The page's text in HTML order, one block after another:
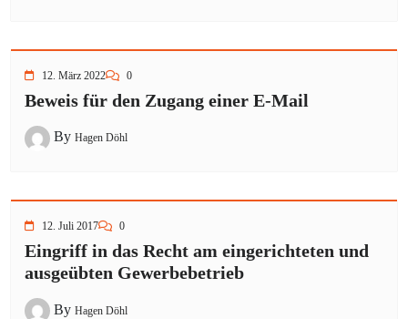
12. März 2022 0
Beweis für den Zugang einer E-Mail
By Hagen Döhl
12. Juli 2017 0
Eingriff in das Recht am eingerichteten und
ausgeübten Gewerbebetrieb
By Hagen Döhl